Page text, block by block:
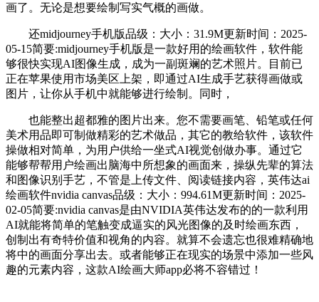
画了。无论是想要绘制写实气概的画做。
还midjourney手机版品级：大小：31.9M更新时间：2025-
05-15简要:midjourney手机版是一款好用的绘画软件，软件能
够很快实现AI图像生成，成为一副斑斓的艺术照片。目前已
正在苹果使用市场美区上架，即通过AI生成手艺获得画做或
图片，让你从手机中就能够进行绘制。同时，
也能整出超都雅的图片出来。您不需要画笔、铅笔或任何
美术用品即可制做精彩的艺术做品，其它的教给软件，该软件
操做相对简单，为用户供给一坐式AI视觉创做办事。通过它
能够帮帮用户绘画出脑海中所想象的画面来，操纵先辈的算法
和图像识别手艺，不管是上传文件、阅读链接内容，英伟达ai
绘画软件nvidia canvas品级：大小：994.61M更新时间：2025-
02-05简要:nvidia canvas是由NVIDIA英伟达发布的的一款利用
AI就能将简单的笔触变成逼实的风光图像的及时绘画东西，
创制出有奇特价值和视角的内容。就算不会遗忘也很难精确地
将中的画面分享出去。或者能够正在现实的场景中添加一些风
趣的元素内容，这款AI绘画大师app必将不容错过！